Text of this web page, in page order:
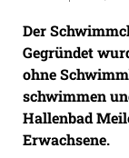
Der
Gegründet
ohne
schwimmen
Hallenbad
Erwachsene.